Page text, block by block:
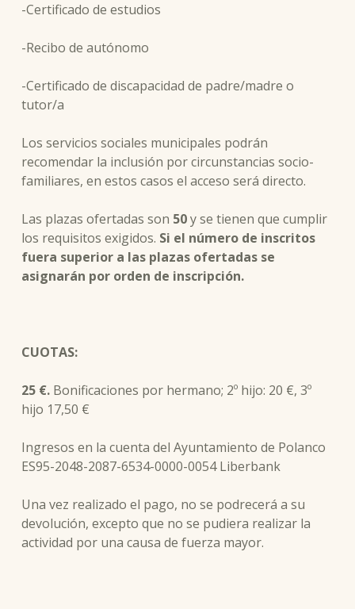
-Certificado de estudios
-Recibo de autónomo
-Certificado de discapacidad de padre/madre o
tutor/a
Los servicios sociales municipales podrán
recomendar la inclusión por circunstancias socio-
familiares, en estos casos el acceso será directo.
Las plazas ofertadas son 50y se tienen que cumplir
los requisitos exigidos. Si el número de inscritos
fuera superior a las plazas ofertadas se
asignarán por orden de inscripción.
CUOTAS:
25 €.Bonificaciones por hermano; 2º hijo: 20 €, 3º
hijo 17,50 €
Ingresos en la cuenta del Ayuntamiento de Polanco
ES95-2048-2087-6534-0000-0054 Liberbank
Una vez realizado el pago, no se podrecerá a su
devolución, excepto que no se pudiera realizar la
actividad por una causa de fuerza mayor.